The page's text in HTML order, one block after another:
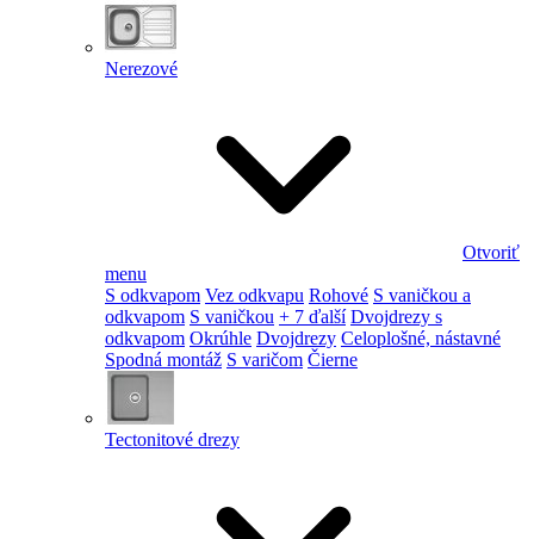
Nerezové
Otvoriť
menu
S odkvapom Vez odkvapu Rohové S vaničkou a
odkvapom S vaničkou + 7 ďalší Dvojdrezy s
odkvapom Okrúhle Dvojdrezy Celoplošné, nástavné
Spodná montáž S varičom Čierne
Tectonitové drezy